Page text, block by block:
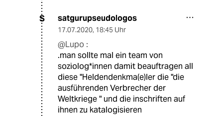
S satgurupseudologos
17.07.2020, 18:45 Uhr
@Lupo :
.man sollte mal ein team von
soziolog*innen damit beauftragen all
diese "Heldendenkma(e)ler die "die
ausführenden Verbrecher der
Weltkriege " und die inschriften auf
ihnen zu katalogisieren